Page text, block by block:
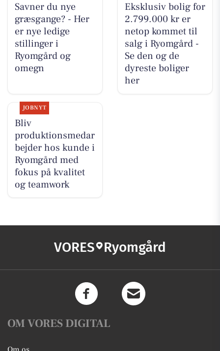
Savner du nye
græsgange? - Her
er nye ledige
stillinger i
Ryomgård og
omegn
Eksklusiv bolig for
2.799.000 kr er
netop kommet til
salg i Ryomgård -
Se den og de
dyreste boliger
her
JOBNYT
Bliv
produktionsmedar
bejder hos kunde i
Ryomgård med
fokus på kvalitet
og teamwork
VORES Ryomgård
OM VORES DIGITAL